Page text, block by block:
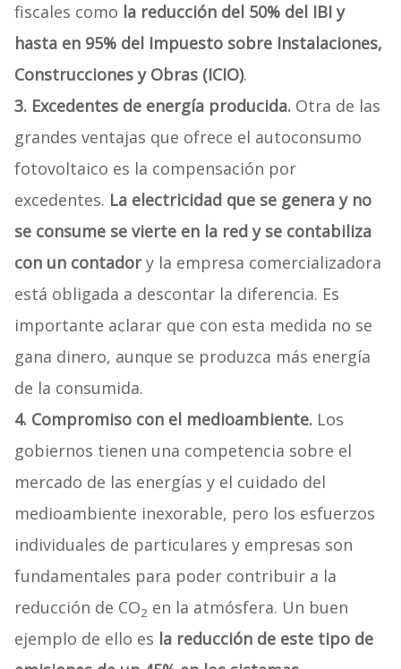
fiscales como la reducción del 50% del IBI y
hasta en 95% del Impuesto sobre Instalaciones,
Construcciones y Obras (ICIO).
3. Excedentes de energía producida. Otra de las
grandes ventajas que ofrece el autoconsumo
fotovoltaico es la compensación por
excedentes. La electricidad que se genera y no
se consume se vierte en la red y se contabiliza
con un contadory la empresa comercializadora
está obligada a descontar la diferencia. Es
importante aclarar que con esta medida no se
gana dinero, aunque se produzca más energía
de la consumida.
4. Compromiso con el medioambiente. Los
gobiernos tienen una competencia sobre el
mercado de las energías y el cuidado del
medioambiente inexorable, pero los esfuerzos
individuales de particulares y empresas son
fundamentales para poder contribuir a la
reducción de CO2 en la atmósfera. Un buen
ejemplo de ello es la reducción de este tipo de